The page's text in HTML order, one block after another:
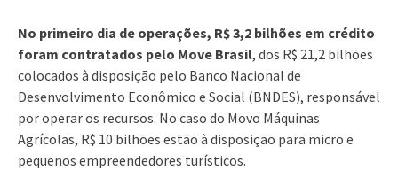
No primeiro dia de operações, R$ 3,2 bilhões em crédito
foram contratados pelo Move Brasil, dos R$ 21,2 bilhões
colocados à disposição pelo Banco Nacional de
Desenvolvimento Econômico e Social (BNDES), responsável
por operar os recursos. No caso do Movo Máquinas
Agrícolas, R$ 10 bilhões estão à disposição para micro e
pequenos empreendedores turísticos.